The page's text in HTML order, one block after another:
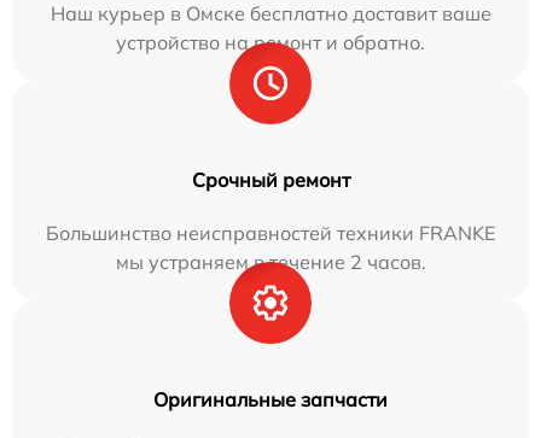
Наш курьер в Омске бесплатно доставит ваше
устройство на ремонт и обратно.
Срочный ремонт
Большинство неисправностей техники FRANKE
мы устраняем в течение 2 часов.
Оригинальные запчасти